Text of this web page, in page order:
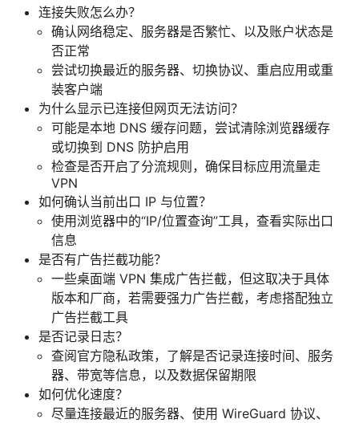
连接失败怎么办？
确认网络稳定、服务器是否繁忙、以及账户状态是
否正常
尝试切换最近的服务器、切换协议、重启应用或重
装客户端
为什么显示已连接但网页无法访问？
可能是本地 DNS 缓存问题，尝试清除浏览器缓存
或切换到 DNS 防护启用
检查是否开启了分流规则，确保目标应用流量走
VPN
如何确认当前出口 IP 与位置？
使用浏览器中的“IP/位置查询”工具，查看实际出口
信息
是否有广告拦截功能？
一些桌面端 VPN 集成广告拦截，但这取决于具体
版本和厂商，若需要强力广告拦截，考虑搭配独立
广告拦截工具
是否记录日志？
查阅官方隐私政策，了解是否记录连接时间、服务
器、带宽等信息，以及数据保留期限
如何优化速度？
尽量连接最近的服务器、使用 WireGuard 协议、